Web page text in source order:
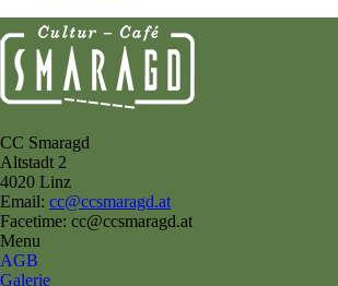
CC Smaragd
Altstadt 2
4020 Linz
Email: cc@ccsmaragd.at
Facetime: cc@ccsmaragd.at
Menu
AGB
Galerie